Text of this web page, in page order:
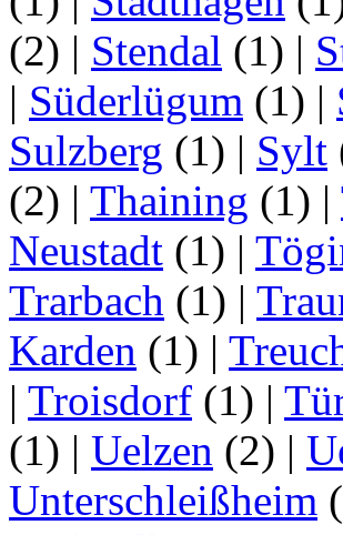
(2) | Stendal (1) |
| Süderlügum (1) |
Sulzberg (1) | Sylt
(2) | Thaining (1) |
Neustadt (1) |
Trarbach (1) |
Karden (1) |
| Troisdorf (1) |
(1) | Uelzen (2) |
Unterschleißheim